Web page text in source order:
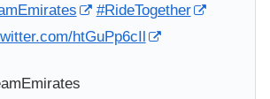
#RideTogether
htGuPp6cIl